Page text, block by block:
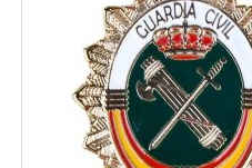
al Carrito